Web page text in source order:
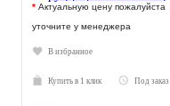
* Актуальную цену пожалуйста
уточните у менеджера
В избранное
Купить в 1 клик Под заказ